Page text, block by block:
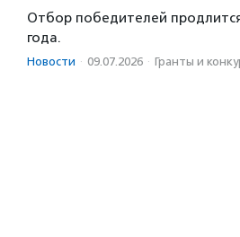
Отбор победителей продлится
года.
Новости · 09.07.2026 · Гранты и